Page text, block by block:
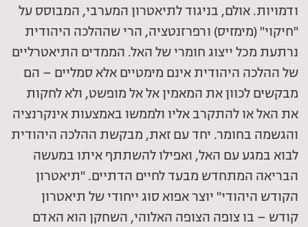
ודמויות. אולם, בניגוד לתיאטרון המערבי, המבוסס על
"חיקוי" (מימזיס) ורפרזנטציה, הרי שההלכה היהודית
נרתעת מכל ייצוג חומרי של האל. הממדים התיאטרליים
של ההלכה היהודית אינם מימטיים אלא סמליים – הם
מבקשים לכוון את המאמין אל אל מופשט, ולא לחקות
את האל או להתקרב אליו ולממשו באמצעות אינקרנציה
והגשמה בחומר. יחד עם זאת, מבקשת ההלכה היהודית
לבוא במגע עם האל, ואפילו להשתתף איתו במעשה
הבריאה המתחדש מבעד לחיים הדתיים. "תיאטרון
הקודש היהודי" יוצר אפוא סוג ייחודי של תיאטרון
קודש – בו צופה הצופה האלוהי, השחקן הוא האדם